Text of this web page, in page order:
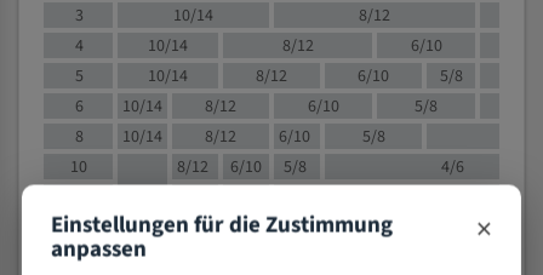
3
10/14 8/12
4
10/14 8/12 6/10
5
10/14 8/12 6/10
5/8
6
10/14 8/12 6/10
5/8
8
10/14 8/12 6/10 5/8
10
8/12 6/10 5/8
4/6
15
8/12 6/10
4/5
20
Einstellungen für die Zustimmung
anpassen ×